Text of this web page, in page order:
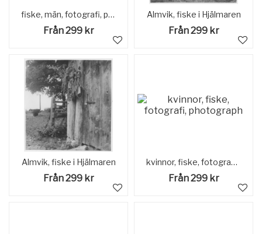
fiske, män, fotografi, photograph
Från 299 kr
Almvik, fiske i Hjälmaren
Från 299 kr
Almvik, fiske i Hjälmaren
Från 299 kr
kvinnor, fiske, fotografi, photograph
Från 299 kr